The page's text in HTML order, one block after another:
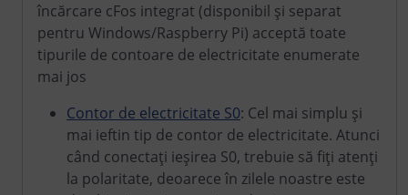
încărcare cFos integrat (disponibil și separat
pentru Windows/Raspberry Pi) acceptă toate
tipurile de contoare de electricitate enumerate
mai jos
Contor de electricitate S0: Cel mai simplu și
mai ieftin tip de contor de electricitate. Atunci
când conectați ieșirea S0, trebuie să fiți atenți
la polaritate, deoarece în zilele noastre este